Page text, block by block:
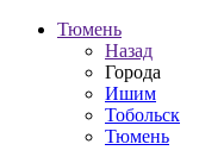
Тюмень
Назад
Города
Ишим
Тобольск
Тюмень